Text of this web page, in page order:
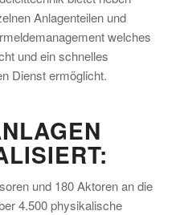
Anlagenteilen und
welches
und ein schnelles
Dienst ermöglicht.
und 180 Aktoren an die
4.500 physikalische